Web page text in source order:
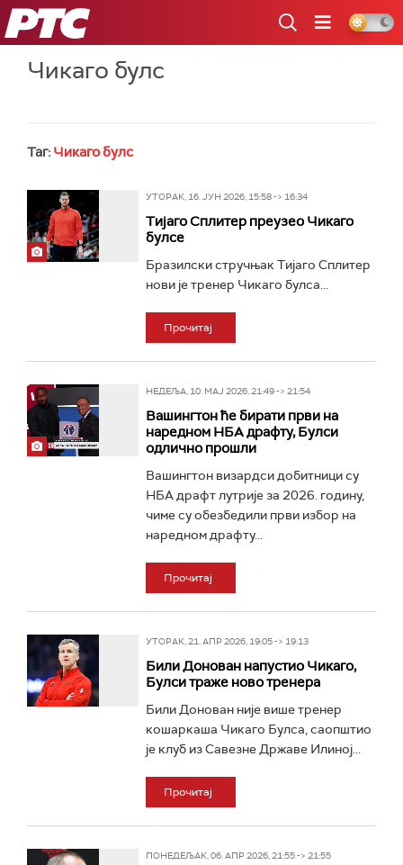
РТС
Чикаго булс
Таг: Чикаго булс
УТОРАК, 16. ЈУН 2026, 15:58 -> 16:34
Тијаго Сплитер преузео Чикаго
булсе
Бразилски стручњак Тијаго Сплитер
нови је тренер Чикаго булса...
Прочитај
НЕДЕЉА, 10. МАЈ 2026, 21:49 -> 21:54
Вашингтон ће бирати први на
наредном НБА драфту, Булси
одлично прошли
Вашингтон визардси добитници су
НБА драфт лутрије за 2026. годину,
чиме су обезбедили први избор на
наредном драфту...
Прочитај
УТОРАК, 21. АПР 2026, 19:05 -> 19:13
Били Донован напустио Чикаго,
Булси траже ново тренера
Били Донован није више тренер
кошаркаша Чикаго Булса, саопштио
је клуб из Савезне Државе Илиној...
Прочитај
ПОНЕДЕЉАК, 06. АПР 2026, 21:55 -> 21:55